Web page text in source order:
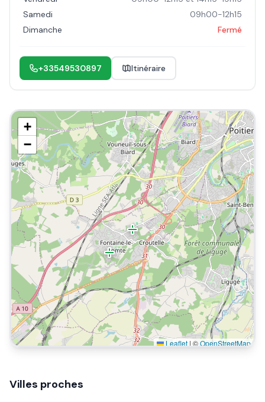
Samedi
09h00-12h15
Dimanche
Fermé
+33549530897 Itinéraire
+
−
Leaflet | ©OpenStreetMap
Villes proches